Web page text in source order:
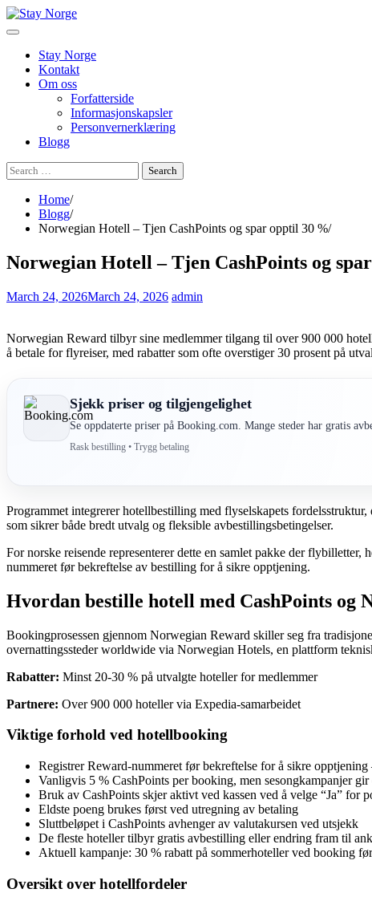
Skip
to
Stay Norge
Kontakt
Om oss
Forfatterside
Informasjonskapsler
Personvernerklæring
Blogg
Search
for:
Home
Blogg
Norwegian Hotell – Tjen CashPoints og spar opptil 30 %
Norwegian Hotell – Tjen CashPoints og
March 24, 2026March 24, 2026 admin
Norwegian Reward tilbyr sine medlemmer tilgang til over 900 000
å betale for flyreiser, med rabatter som ofte overstiger 30 prosent på
Sjekk priser og tilgjengelighet
Se oppdaterte priser på Booking.com. Mange steder har gratis
Rask bestilling • Trygg betaling
Programmet integrerer hotellbestilling med flyselskapets
som sikrer både bredt utvalg og fleksible avbestillingsbetingelser.
For norske reisende representerer dette en samlet pakke der
nummeret før bekreftelse av bestilling for å sikre opptjening.
Hvordan bestille hotell med CashPoints og
Bookingprosessen gjennom Norwegian Reward skiller seg fra
overnattingssteder worldwide via Norwegian Hotels, en plattform
Rabatter: Minst 20-30 % på utvalgte hoteller for medlemmer
Partnere: Over 900 000 hoteller via Expedia-samarbeidet
Viktige forhold ved hotellbooking
Registrer Reward-nummeret før bekreftelse for å sikre
Vanligvis 5 % CashPoints per booking, men sesongkampanjer
Bruk av CashPoints skjer aktivt ved kassen ved å velge “Ja” for
Eldste poeng brukes først ved utregning av betaling
Sluttbeløpet i CashPoints avhenger av valutakursen ved utsjekk
De fleste hoteller tilbyr gratis avbestilling eller endring fram til
Aktuell kampanje: 30 % rabatt på sommerhoteller ved booking
Oversikt over hotellfordeler